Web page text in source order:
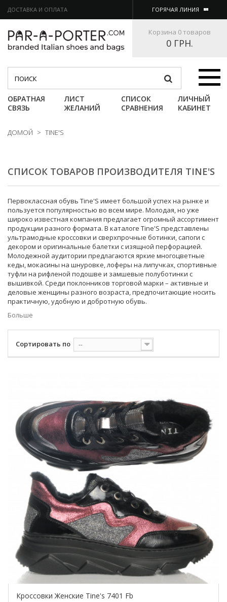
ДОСТАВКА И ОПЛАТА ГОРЯЧАЯ ЛИНИЯ
Корзина 0 товаров
0 ГРН.
Категории
ОБРАТНАЯ
СВЯЗЬ
ЛИСТ
ЖЕЛАНИЙ
СПИСОК
СРАВНЕНИЯ
ЛИЧНЫЙ
КАБИНЕТ
ДОМОЙ > TINE'S
СПИСОК ТОВАРОВ ПРОИЗВОДИТЕЛЯ TINE'S
Первоклассная обувь Tine'S имеет большой успех на рынке и
пользуется популярностью во всем мире. Молодая, но уже
широко известная компания предлагает огромный ассортимент
продукции разного формата. В каталоге Tine'S представлены
ультрамодные кроссовки и сверхпрочные ботинки, сапоги с
декором и оригинальные балетки с изящной перфорацией.
Молодежной аудитории предлагаются яркие многоцветные
кеды, мокасины на шнуровке, лоферы на липучках, спортивные
туфли на рифленой подошве и замшевые полуботинки с
вышивкой. Среди поклонников торговой марки – активные и
деловые женщины разного возраста, предпочитающие носить
практичную, удобную и добротную обувь.
Больше
Сортировать по --
Кроссовки Женские Tine's 7401 Fb